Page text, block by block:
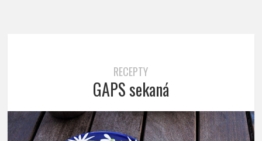
RECEPTY
GAPS sekaná